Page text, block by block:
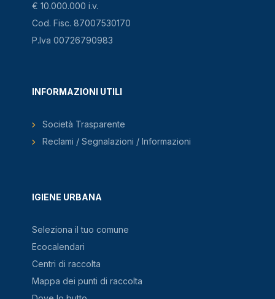
€ 10.000.000 i.v.
Cod. Fisc. 87007530170
P.Iva 00726790983
IGIENE URBANA
Seleziona il tuo comune
Ecocalendari
Centri di raccolta
Mappa dei punti di raccolta
INFORMAZIONI UTILI
Società Trasparente
Reclami / Segnalazioni / Informazioni